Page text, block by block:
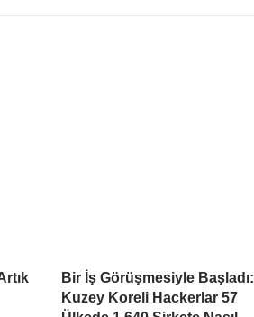
Bir İş Görüşmesiyle Başladı:
Kuzey Koreli Hackerlar 57